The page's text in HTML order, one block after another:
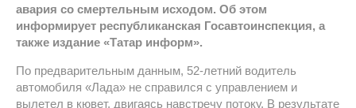
авария со смертельным исходом. Об этом
информирует республиканская Госавтоинспекция, а
также издание «Татар информ».
По предварительным данным, 52-летний водитель
автомобиля «Лада» не справился с управлением и
вылетел в кювет, двигаясь навстречу потоку. В результате